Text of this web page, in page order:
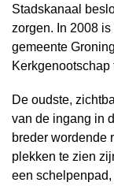
Stadskanaal
zorgen. In 2008
gemeente
Kerkgenootschap
De oudste,
van de ingang in
breder wordende
plekken te zien
een